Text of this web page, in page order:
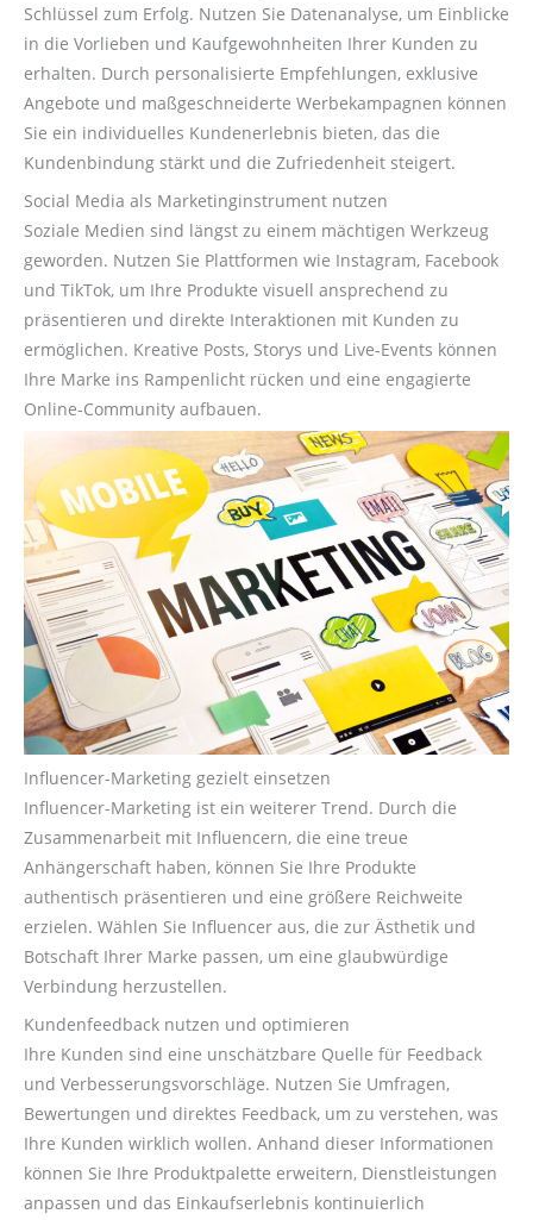
Schlüssel zum Erfolg. Nutzen Sie Datenanalyse, um Einblicke
in die Vorlieben und Kaufgewohnheiten Ihrer Kunden zu
erhalten. Durch personalisierte Empfehlungen, exklusive
Angebote und maßgeschneiderte Werbekampagnen können
Sie ein individuelles Kundenerlebnis bieten, das die
Kundenbindung stärkt und die Zufriedenheit steigert.
Social Media als Marketinginstrument nutzen
Soziale Medien sind längst zu einem mächtigen Werkzeug
geworden. Nutzen Sie Plattformen wie Instagram, Facebook
und TikTok, um Ihre Produkte visuell ansprechend zu
präsentieren und direkte Interaktionen mit Kunden zu
ermöglichen. Kreative Posts, Storys und Live-Events können
Ihre Marke ins Rampenlicht rücken und eine engagierte
Online-Community aufbauen.
Influencer-Marketing gezielt einsetzen
Influencer-Marketing ist ein weiterer Trend. Durch die
Zusammenarbeit mit Influencern, die eine treue
Anhängerschaft haben, können Sie Ihre Produkte
authentisch präsentieren und eine größere Reichweite
erzielen. Wählen Sie Influencer aus, die zur Ästhetik und
Botschaft Ihrer Marke passen, um eine glaubwürdige
Verbindung herzustellen.
Kundenfeedback nutzen und optimieren
Ihre Kunden sind eine unschätzbare Quelle für Feedback
und Verbesserungsvorschläge. Nutzen Sie Umfragen,
Bewertungen und direktes Feedback, um zu verstehen, was
Ihre Kunden wirklich wollen. Anhand dieser Informationen
können Sie Ihre Produktpalette erweitern, Dienstleistungen
anpassen und das Einkaufserlebnis kontinuierlich